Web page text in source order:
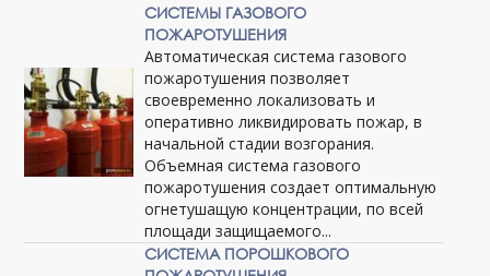
СИСТЕМЫ ГАЗОВОГО
ПОЖАРОТУШЕНИЯ
Автоматическая система газового
пожаротушения позволяет
своевременно локализовать и
оперативно ликвидировать пожар, в
начальной стадии возгорания.
Объемная система газового
пожаротушения создает оптимальную
огнетушащую концентрации, по всей
площади защищаемого...
СИСТЕМА ПОРОШКОВОГО